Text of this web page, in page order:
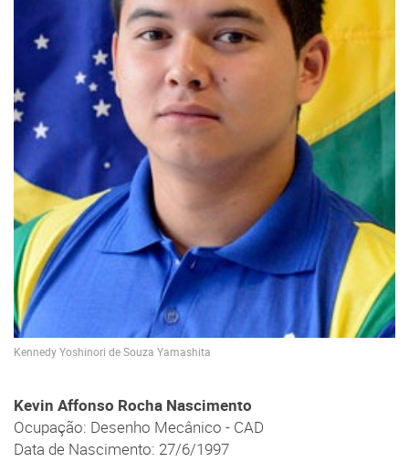
Kennedy Yoshinori de Souza Yamashita
Kevin Affonso Rocha Nascimento
Ocupação: Desenho Mecânico - CAD
Data de Nascimento: 27/6/1997